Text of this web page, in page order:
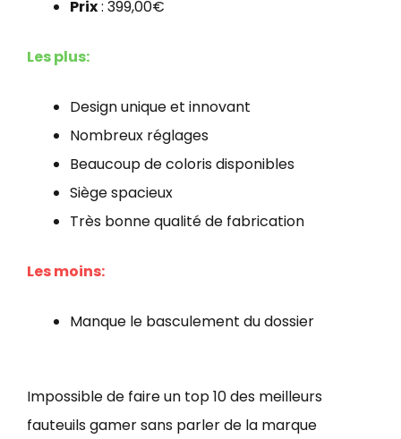
Prix: 399,00€
Les plus:
Design unique et innovant
Nombreux réglages
Beaucoup de coloris disponibles
Siège spacieux
Très bonne qualité de fabrication
Les moins:
Manque le basculement du dossier
Impossible de faire un top 10 des meilleurs
fauteuils gamer sans parler de la marque